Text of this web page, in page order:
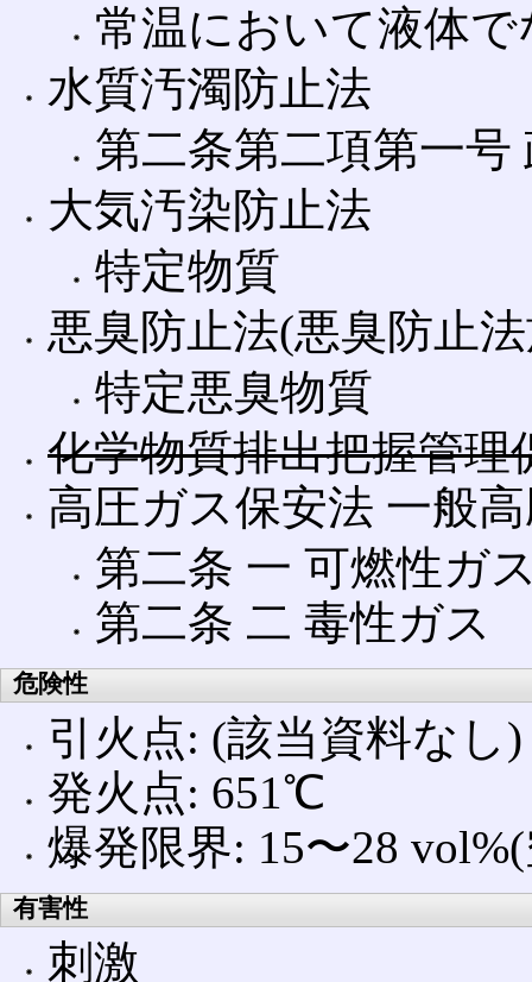
常温において液体
水質汚濁防止法
第二条第二項第一
大気汚染防止法
特定物質
悪臭防止法(悪臭防止
特定悪臭物質
化学物質排出把握管理
高圧ガス保安法 一般
第二条 一 可燃性ガ
第二条 二 毒性ガス
危険性
引火点: (該当資料なし)
発火点: 651℃
爆発限界: 15〜28
有害性
刺激